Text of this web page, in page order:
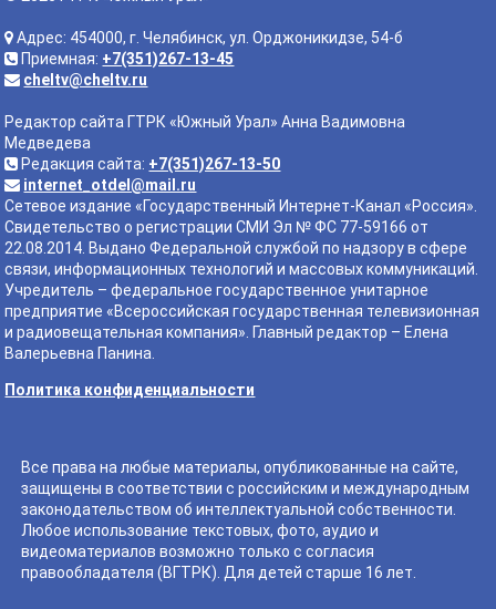
Адрес: 454000, г. Челябинск, ул. Орджоникидзе, 54-б
Приемная: +7(351)267-13-45
cheltv@cheltv.ru
Редактор сайта ГТРК «Южный Урал» Анна Вадимовна
Медведева
Редакция сайта: +7(351)267-13-50
internet_otdel@mail.ru
Сетевое издание «Государственный Интернет-Канал «Россия».
Свидетельство о регистрации СМИ Эл № ФС 77-59166 от
22.08.2014. Выдано Федеральной службой по надзору в сфере
связи, информационных технологий и массовых коммуникаций.
Учредитель – федеральное государственное унитарное
предприятие «Всероссийская государственная телевизионная
и радиовещательная компания». Главный редактор – Елена
Валерьевна Панина.
Политика конфиденциальности
Все права на любые материалы, опубликованные на сайте,
защищены в соответствии с российским и международным
законодательством об интеллектуальной собственности.
Любое использование текстовых, фото, аудио и
видеоматериалов возможно только с согласия
правообладателя (ВГТРК). Для детей старше 16 лет.